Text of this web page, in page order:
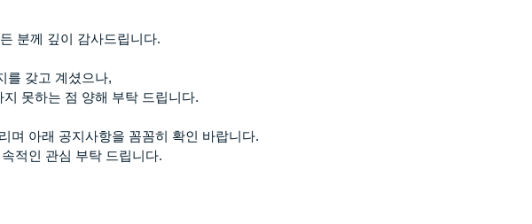
분께 깊이 감사드립니다.
를 갖고 계셨으나,
못하는 점 양해 부탁 드립니다.
며 아래 공지사항을 꼼꼼히 확인 바랍니다.
적인 관심 부탁 드립니다.